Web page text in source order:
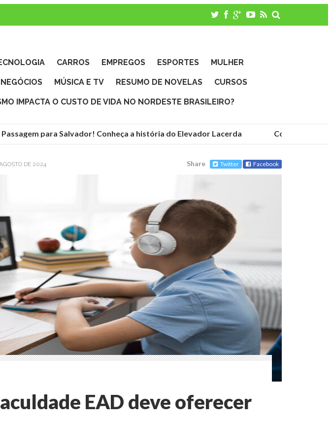
CARROS EMPREGOS ESPORTES MULHER
NEGÓCIOS MÚSICA E TV RESUMO DE NOVELAS CURSOS
IMPACTA O CUSTO DE VIDA NO NORDESTE BRASILEIRO?
Passagem para Salvador! Conheça a história do Elevador Lacerda Conheça as
DE 2024 Share Twitter Facebook
EAD deve oferecer